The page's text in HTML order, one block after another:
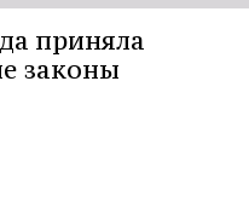
приняла
законы